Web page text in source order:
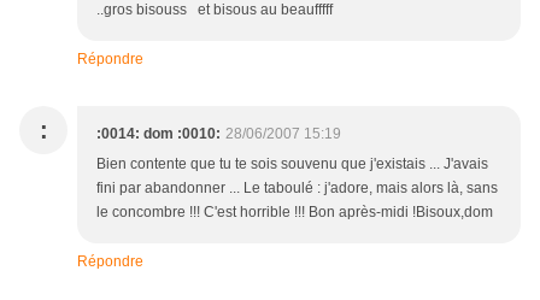
..gros bisouss et bisous au beaufffff
Répondre
: :0014: dom :0010: 28/06/2007 15:19
Bien contente que tu te sois souvenu que j'existais ... J'avais
fini par abandonner ... Le taboulé : j'adore, mais alors là, sans
le concombre !!! C'est horrible !!! Bon après-midi !Bisoux,dom
Répondre